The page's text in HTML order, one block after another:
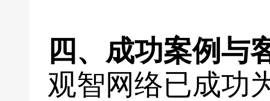
四、成功案例与
观智网络已成功